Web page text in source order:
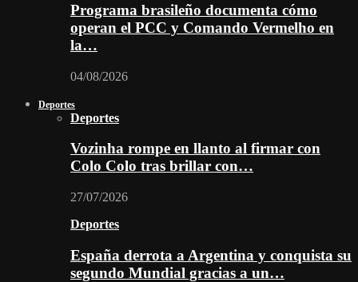
Programa brasileño documenta cómo
operan el PCC y Comando Vermelho en
la…
04/08/2026
Deportes
Deportes
Vozinha rompe en llanto al firmar con
Colo Colo tras brillar con…
27/07/2026
Deportes
España derrota a Argentina y conquista su
segundo Mundial gracias a un…